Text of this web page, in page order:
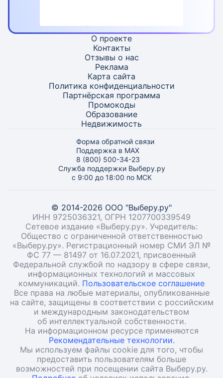
О проекте
Контакты
Отзывы о нас
Реклама
Карта сайта
Политика конфиденциальности
Партнёрская программа
Промокоды
Образование
Недвижимость
Форма обратной связи
Поддержка в MAX
8 (800) 500-34-23
Служба поддержки Выберу.ру
с 9:00 до 18:00 по МСК
© 2014-2026 ООО "Выберу.ру"
ИНН 9725036321, ОГРН 1207700339549
Сетевое издание «Выберу.ру». Учредитель:
Общество с ограниченной ответственностью
«Выберу.ру». Регистрационный номер СМИ ЭЛ №
ФС 77 — 81497 от 16.07.2021, присвоенный
Федеральной службой по надзору в сфере связи,
информационных технологий и массовых
коммуникаций. Пользовательское соглашение
Все права на любые материалы, опубликованные
на сайте, защищены в соответствии с российским
и международным законодательством
об интеллектуальной собственности.
На информационном ресурсе применяются
Рекомендательные технологии.
Мы используем файлы cookie для того, чтобы
предоставить пользователям больше
возможностей при посещении сайта Выберу.ру.